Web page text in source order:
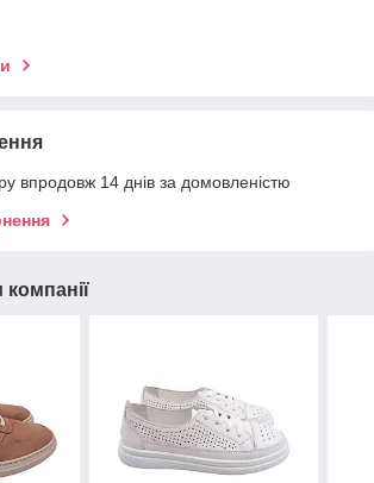
впродовж 14 днів за домовленістю
компанії